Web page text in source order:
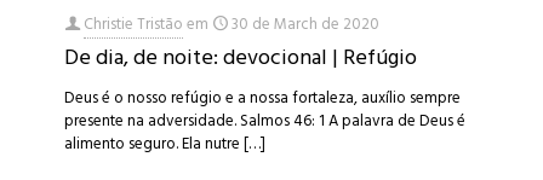
Christie Tristãoem 30 de March de 2020
De dia, de noite: devocional | Refúgio
Deus é o nosso refúgio e a nossa fortaleza, auxílio sempre
presente na adversidade. Salmos 46: 1 A palavra de Deus é
alimento seguro. Ela nutre[…]